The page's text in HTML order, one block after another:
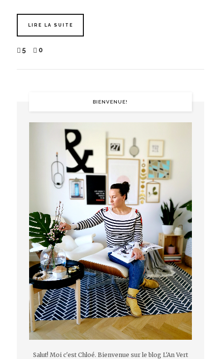
LIRE LA SUITE
5 0
BIENVENUE!
Salut! Moi c'est Chloé. Bienvenue sur le blog L'An Vert